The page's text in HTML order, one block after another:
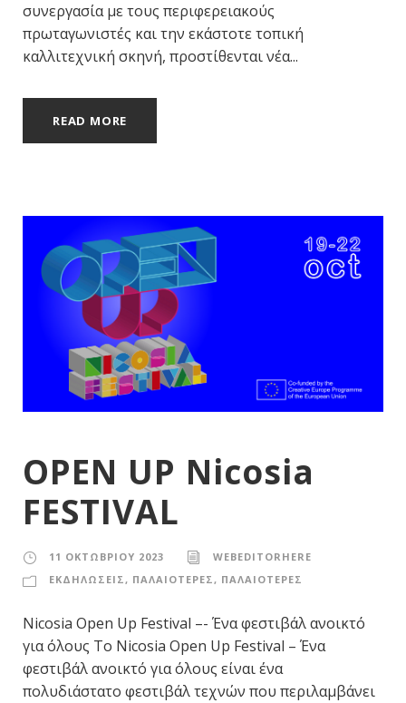
συνεργασία με τους περιφερειακούς
πρωταγωνιστές και την εκάστοτε τοπική
καλλιτεχνική σκηνή, προστίθενται νέα...
READ MORE
OPEN UP Nicosia
FESTIVAL
11 ΟΚΤΩΒΡΊΟΥ 2023
WEBEDITORHERE
ΕΚΔΗΛΩΣΕΙΣ , ΠΑΛΑΙΟΤΕΡΕΣ , ΠΑΛΑΙΟΤΕΡΕΣ
Nicosia Open Up Festival –- Ένα φεστιβάλ ανοικτό
για όλους Τo Nicosia Open Up Festival – Ένα
φεστιβάλ ανοικτό για όλους είναι ένα
πολυδιάστατο φεστιβάλ τεχνών που περιλαμβάνει